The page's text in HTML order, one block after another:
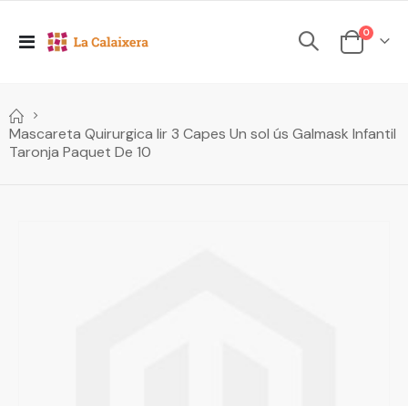
Toggle
Cesta
0elements
Mascareta Quirurgica Iir 3 Capes Un sol ús Galmask Infantil
Taronja Paquet De 10